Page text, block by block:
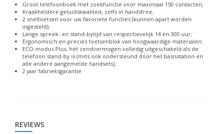
Groot telefoonboek met zoekfunctie voor maximaal 150 contacten;
Kraakheldere geluidskwaliteit, zelfs in handsfree;
2 sneltoetsen voor uw favoriete functies (kunnen apart worden
ingesteld);
Lange spreek- en stand-bytijd van respectievelijk 14 en 300 uur;
Ergonomisch en precies toetsenblok van hoogwaardige materialen;
ECO-modus Plus, het zendvermogen volledig uitgeschakeld als de
telefoon stand-by is (mits ook ondersteund door het basisstation en
alle andere aangemelde handsets);
2 jaar fabrieksgarantie
REVIEWS